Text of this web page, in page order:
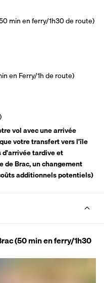
min en ferry/1h30 de route)
en Ferry/1h de route)
vol avec une arrivée
votre transfert vers l'île
d'arrivée tardive et
Brac, un changement
additionnels potentiels)
(50 min en ferry/1h30